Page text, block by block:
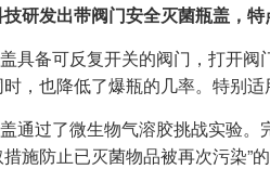
研发出带阀门安全灭菌瓶盖，特
具备可反复开关的阀门，打开
，也降低了爆瓶的几率。特别适
通过了微生物气溶胶挑战实验
施防止已灭菌物品被再次污染”的